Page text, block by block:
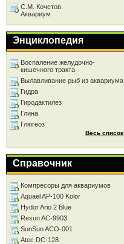
С.М. Кочетов.
Аквариум
Энциклопедия
Воспаление желудочно-
кишечного тракта
Вылавливание рыб из аквариума
Гидра
Гиродактилез
Глина
Глюгеоз
Весь список
Справочник
Компресоры для аквариумов
Aquael AP-100 Kolor
Hydor Ario 2 Blue
Resun AC-9903
SunSun ACO-001
Atec DC-128